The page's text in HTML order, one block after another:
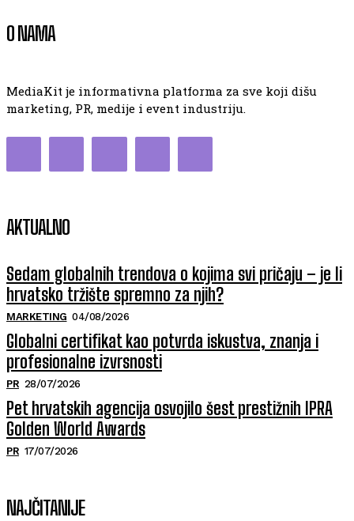
O NAMA
MediaKit je informativna platforma za sve koji dišu
marketing, PR, medije i event industriju.
AKTUALNO
Sedam globalnih trendova o kojima svi pričaju – je li
hrvatsko tržište spremno za njih?
MARKETING 04/08/2026
Globalni certifikat kao potvrda iskustva, znanja i
profesionalne izvrsnosti
PR 28/07/2026
Pet hrvatskih agencija osvojilo šest prestižnih IPRA
Golden World Awards
PR 17/07/2026
NAJČITANIJE